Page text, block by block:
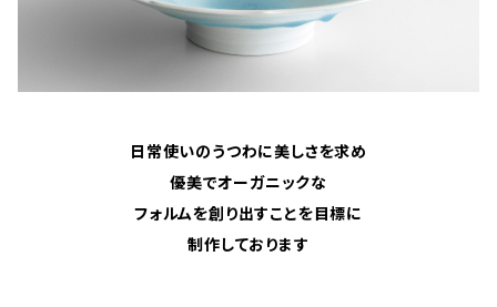
日常使いのうつわに美しさを求め
優美でオーガニックな
フォルムを創り出すことを目標に
制作しております